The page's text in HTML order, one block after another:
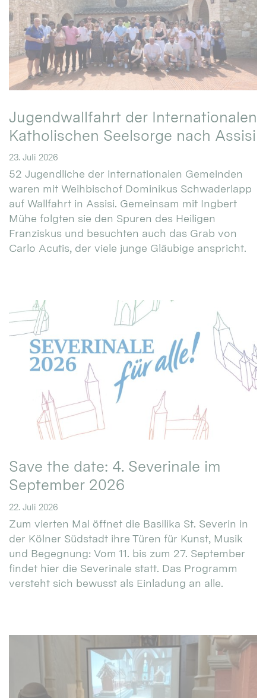
Jugendwallfahrt der Internationalen
Katholischen Seelsorge nach Assisi
23. Juli 2026
52 Jugendliche der internationalen Gemeinden
waren mit Weihbischof Dominikus Schwaderlapp
auf Wallfahrt in Assisi. Gemeinsam mit Ingbert
Mühe folgten sie den Spuren des Heiligen
Franziskus und besuchten auch das Grab von
Carlo Acutis, der viele junge Gläubige anspricht.
Save the date: 4. Severinale im
September 2026
22. Juli 2026
Zum vierten Mal öffnet die Basilika St. Severin in
der Kölner Südstadt ihre Türen für Kunst, Musik
und Begegnung: Vom 11. bis zum 27. September
findet hier die Severinale statt. Das Programm
versteht sich bewusst als Einladung an alle.